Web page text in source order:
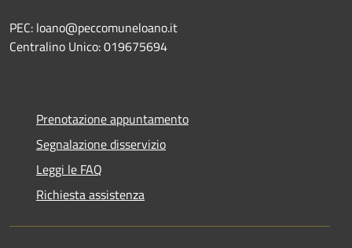
PEC: loano@peccomuneloano.it
Centralino Unico: 019675694
Prenotazione appuntamento
Segnalazione disservizio
Leggi le FAQ
Richiesta assistenza